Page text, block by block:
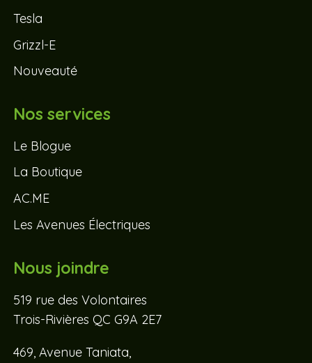
Tesla
Grizzl-E
Nouveauté
Nos services
Le Blogue
La Boutique
AC.ME
Les Avenues Électriques
Nous joindre
519 rue des Volontaires
Trois-Rivières QC G9A 2E7
469, Avenue Taniata,